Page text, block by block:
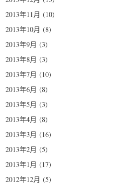
2013年11月 (10)
2013年10月 (8)
2013年9月 (3)
2013年8月 (3)
2013年7月 (10)
2013年6月 (8)
2013年5月 (3)
2013年4月 (8)
2013年3月 (16)
2013年2月 (5)
2013年1月 (17)
2012年12月 (5)